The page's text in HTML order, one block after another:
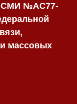
СМИ №AC77-
массовых